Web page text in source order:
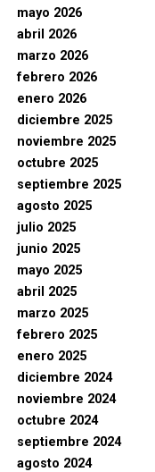
mayo 2026
abril 2026
marzo 2026
febrero 2026
enero 2026
diciembre 2025
noviembre 2025
octubre 2025
septiembre 2025
agosto 2025
julio 2025
junio 2025
mayo 2025
abril 2025
marzo 2025
febrero 2025
enero 2025
diciembre 2024
noviembre 2024
octubre 2024
septiembre 2024
agosto 2024